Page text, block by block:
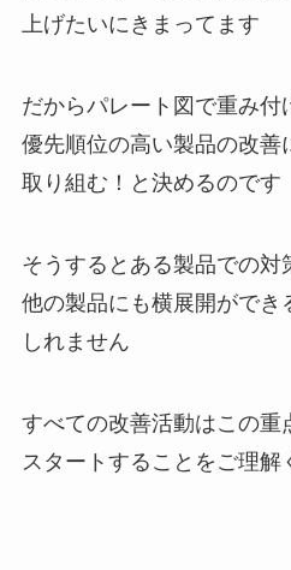
上げたいにきまってます
だからパレート図で重み付
優先順位の高い製品の改善
取り組む！と決めるのです
そうするとある製品での対
他の製品にも横展開ができ
しれません
すべての改善活動はこの重
スタートすることをご理解